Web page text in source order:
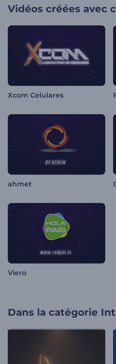
Vidéos créées avec
Xcom Celulares
ahmet
Viero
Dans la catégorie